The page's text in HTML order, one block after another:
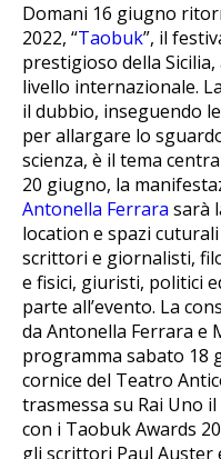
Domani 16 giugno
2022, “Taobuk”, il
prestigioso della
livello internazionale.
il dubbio, inseguendo
per allargare lo
scienza, è il tema
20 giugno, la
Antonella Ferrara sarà
location e spazi
scrittori e giornalisti,
e fisici, giuristi, politici
parte all’evento. La
da Antonella Ferrara e
programma sabato 18
cornice del Teatro
trasmessa su Rai Uno
con i Taobuk Awards
gli scrittori Paul Auster